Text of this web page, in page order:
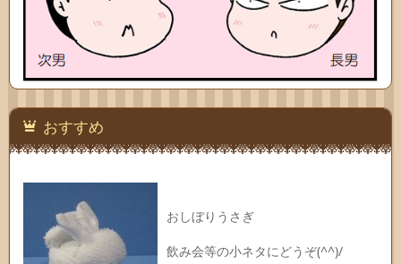
おすすめ
おしぼりうさぎ
飲み会等の小ネタにどうぞ(^^)/